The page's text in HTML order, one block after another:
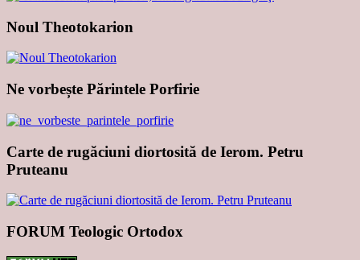
Noul Theotokarion
Ne vorbește Părintele Porfirie
Carte de rugăciuni diortosită de Ierom. Petru
Pruteanu
FORUM Teologic Ortodox